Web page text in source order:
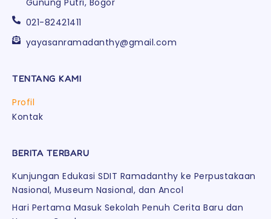
021-82421411
yayasanramadanthy@gmail.com
TENTANG KAMI
Profil
Kontak
BERITA TERBARU
Kunjungan Edukasi SDIT Ramadanthy ke Perpustakaan
Nasional, Museum Nasional, dan Ancol
Hari Pertama Masuk Sekolah Penuh Cerita Baru dan